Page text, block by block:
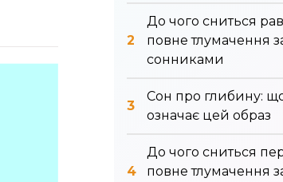
До чого сниться
повне тлумачення
сонниками
Сон про глибину:
означає цей образ
До чого сниться
повне тлумачення